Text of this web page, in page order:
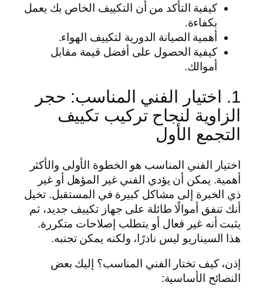
كيفية التأكد من أن التكييف الخاص بك يعمل
بكفاءة.
أهمية الصيانة الدورية لتكييف الهواء.
كيفية الحصول على أفضل قيمة مقابل
أموالك.
1. اختيار الفني المناسب: حجر
الزاوية لنجاح تركيب تكييف
التجمع الأول
اختيار الفني المناسب هو الخطوة الأولى والأكثر
أهمية. يمكن أن يؤدي الفني غير المؤهل أو غير
ذي الخبرة إلى مشاكل كبيرة في المستقبل. تخيل
أنك تنفق أموالًا طائلة على جهاز تكييف جديد، ثم
يثبت أنه غير فعال أو يتطلب إصلاحات متكررة.
هذا السيناريو ليس نادرًا، ولكنه يمكن تجنبه.
إذن، كيف تختار الفني المناسب؟ إليك بعض
النصائح الأساسية: